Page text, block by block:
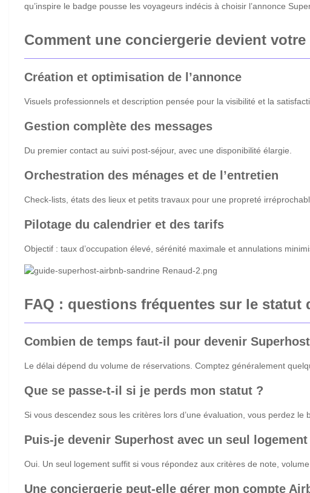
qu’inspire le badge pousse les voyageurs indécis à choisir l’annonce
Comment une conciergerie devient
Création et optimisation de l’annonce
Visuels professionnels et description pensée pour la visibilité et la
Gestion complète des messages
Du premier contact au suivi post-séjour, avec une disponibilité élargie.
Orchestration des ménages et de l’entretien
Check-lists, états des lieux et petits travaux pour une propreté
Pilotage du calendrier et des tarifs
Objectif : taux d’occupation élevé, sérénité maximale et annulations
FAQ : questions fréquentes sur le statut
Combien de temps faut-il pour devenir
Le délai dépend du volume de réservations. Comptez généralement
Que se passe-t-il si je perds mon statut ?
Si vous descendez sous les critères lors d’une évaluation, vous perdez
Puis-je devenir Superhost avec un seul logement
Oui. Un seul logement suffit si vous répondez aux critères de note,
Une conciergerie peut-elle gérer mon compte